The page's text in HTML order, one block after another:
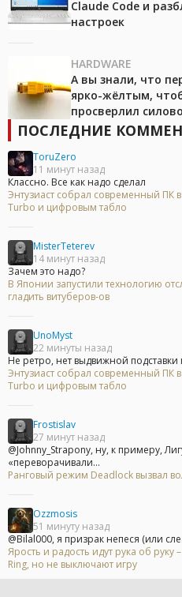
Claude Code и
настроек
HARDWARE
А вы знали, что
ярко-жёлтым,
просверлил
ПОСЛЕДНИЕ
ToruZero
11 минут назад
Классно. Все как надо сделал
Энтузиаст собрал современный ПК
Turbo и цифровым табло
MisterTeterev
14 минут назад
Зачем это надо?
В Японии запустили технологию
гладить витуберов-ов
UnoMyst
22 минуты назад
Не ретро, нет выдвижной
Энтузиаст собрал современный ПК
Turbo и цифровым табло
Frostislav
27 минут назад
@Johnny_Strapony, ну, к примеру,
«переворачивали...
Ранговый режим Deadlock вызвал
Ozzmosis
51 минуту назад
@Bilal000, я призрак непеся (или
Ярость и радость идут рука об руку
Ring, но не выключают игру